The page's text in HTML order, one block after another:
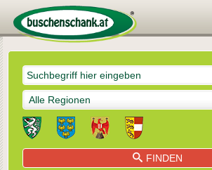
Alle Regionen
FINDEN